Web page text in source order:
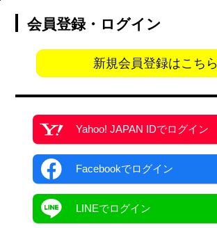
会員登録・ログイン
新規会員登録はこちら
Yahoo! JAPAN IDでログイン
Facebookでログイン
LINEでログイン